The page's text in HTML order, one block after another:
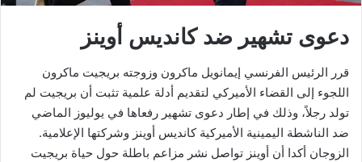
دعوى تشهير ضد كانديس أوينز
قرر الرئيس الفرنسي إيمانويل ماكرون وزوجته بريجيت ماكرون
اللجوء إلى القضاء الأميركي لتقديم أدلة علمية تثبت أن بريجيت لم
تولد رجلاً، وذلك في إطار دعوى تشهير رفعاها في يوليوز الماضي
ضد الناشطة اليمينية الأميركية كانديس أوينز وشركتها الإعلامية.
الزوجان أكدا أن أوينز تواصل نشر مزاعم باطلة حول حياة بريجيت